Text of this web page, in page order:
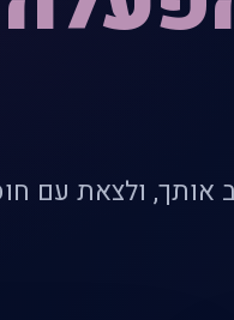
אותך, ולצאת עם